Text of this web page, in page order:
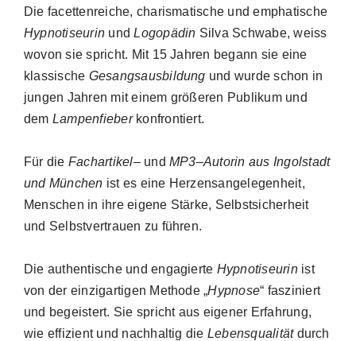
Die facettenreiche, charismatische und emphatische
Hypnotiseurin undLogopädin Silva Schwabe, weiss
wovon sie spricht. Mit 15 Jahren begann sie eine
klassische Gesangsausbildung und wurde schon in
jungen Jahren mit einem größeren Publikum und
dem Lampenfieberkonfrontiert.
Für die Fachartikel– undMP3–Autorin aus Ingolstadt
und München ist es eine Herzensangelegenheit,
Menschen in ihre eigene Stärke, Selbstsicherheit
und Selbstvertrauen zu führen.
Die authentische und engagierte Hypnotiseurinist
von der einzigartigen Methode „Hypnose“ fasziniert
und begeistert. Sie spricht aus eigener Erfahrung,
wie effizient und nachhaltig die Lebensqualitätdurch